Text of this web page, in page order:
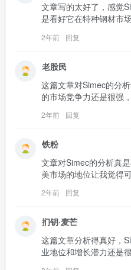
文章写的太好了，感觉
是看好它在特种钢材市
2年前 回复
老股民
这篇文章对Simec的分
的市场竞争力还是很强
2年前 回复
铁粉
文章对Simec的分析真
美市场的地位让我觉得
2年前 回复
扪钥·麦芒
这篇文章分析得真好，
业地位和增长潜力还是